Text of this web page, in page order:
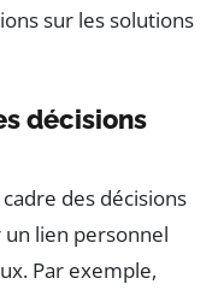
sur les solutions
décisions
des décisions
lien personnel
Par exemple,